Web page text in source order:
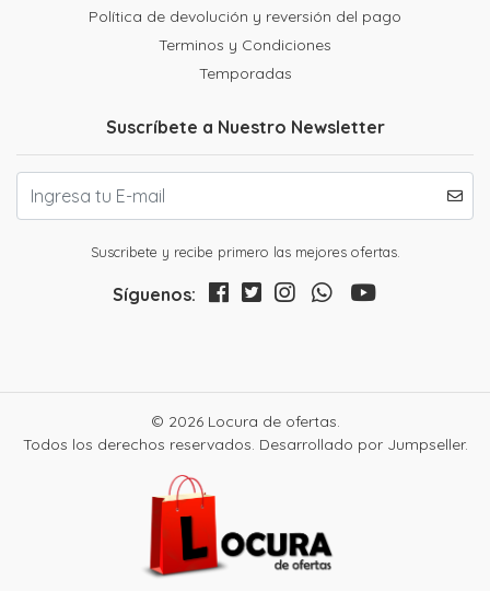
Política de devolución y reversión del pago
Terminos y Condiciones
Temporadas
Suscríbete a Nuestro Newsletter
Suscribete y recibe primero las mejores ofertas.
Síguenos:
© 2026 Locura de ofertas.
Todos los derechos reservados. Desarrollado por Jumpseller.